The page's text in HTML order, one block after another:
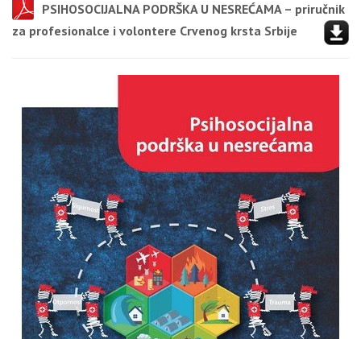
PSIHOSOCIJALNA PODRŠKA U NESREĆAMA – priručnik
za profesionalce i volontere Crvenog krsta Srbije